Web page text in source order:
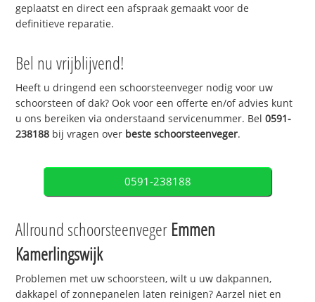
geplaatst en direct een afspraak gemaakt voor de
definitieve reparatie.
Bel nu vrijblijvend!
Heeft u dringend een schoorsteenveger nodig voor uw
schoorsteen of dak? Ook voor een offerte en/of advies kunt
u ons bereiken via onderstaand servicenummer. Bel0591-
238188 bij vragen over beste schoorsteenveger.
0591-238188
Allround schoorsteenveger Emmen
Kamerlingswijk
Problemen met uw schoorsteen, wilt u uw dakpannen,
dakkapel of zonnepanelen laten reinigen? Aarzel niet en